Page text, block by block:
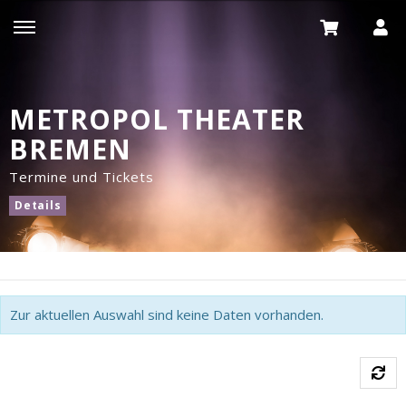
METROPOL THEATER
BREMEN
Termine und Tickets
Details
Zur aktuellen Auswahl sind keine Daten vorhanden.